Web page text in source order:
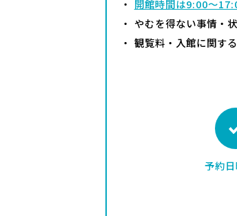
開館時間は9:00～
やむを得ない事情・
観覧料・入館に関す
予約